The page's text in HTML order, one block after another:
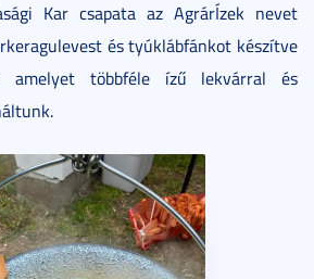
Kar csapata az AgrárÍzek nevet
és tyúklábfánkot készítve
amelyet többféle ízű lekvárral és